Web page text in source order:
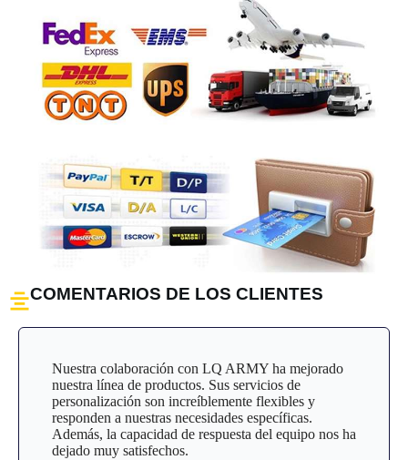
COMENTARIOS DE LOS CLIENTES
Nuestra colaboración con LQ ARMY ha mejorado
nuestra línea de productos. Sus servicios de
personalización son increíblemente flexibles y
responden a nuestras necesidades específicas.
Además, la capacidad de respuesta del equipo nos ha
dejado muy satisfechos.